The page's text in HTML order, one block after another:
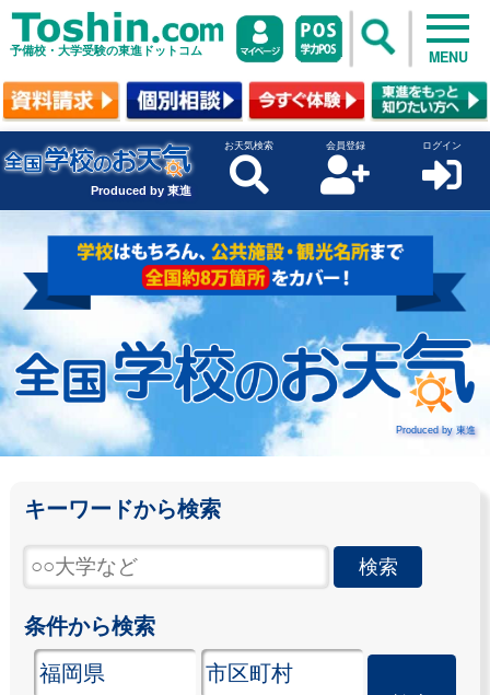
予備校・大学受験の東進ドットコム MENU
Produced by 東進
お天気検索 会員登録 ログイン
Produced by 東進
キーワードから検索
条件から検索